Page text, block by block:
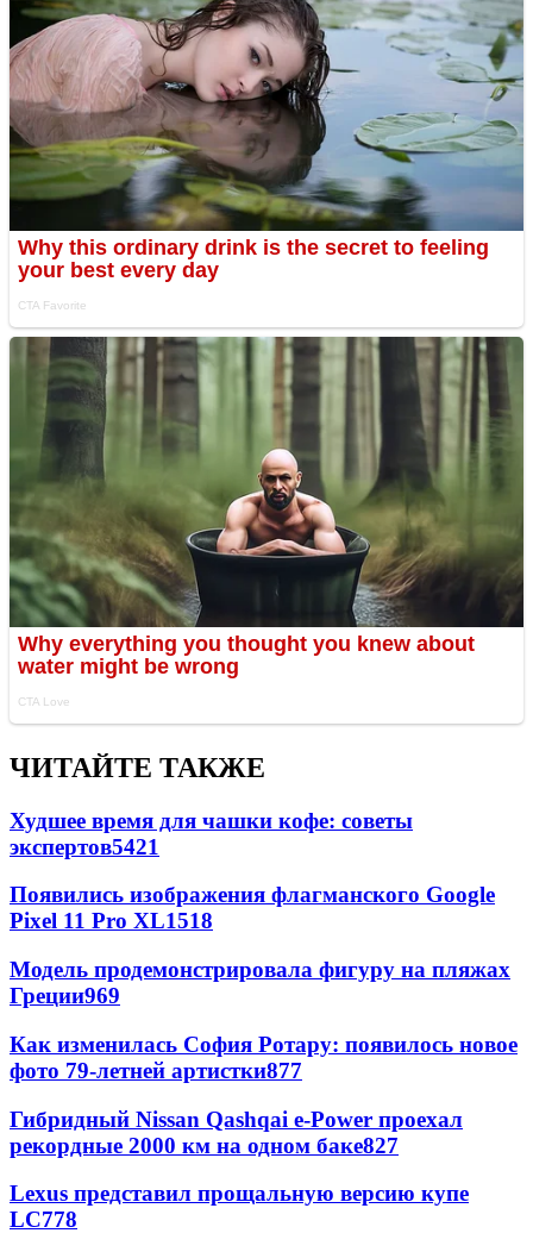
ЧИТАЙТЕ ТАКЖЕ
Худшее время для чашки кофе: советы
экспертов5421
Появились изображения флагманского Google
Pixel 11 Pro XL1518
Модель продемонстрировала фигуру на пляжах
Греции969
Как изменилась София Ротару: появилось новое
фото 79-летней артистки877
Гибридный Nissan Qashqai e-Power проехал
рекордные 2000 км на одном баке827
Lexus представил прощальную версию купе
LC778